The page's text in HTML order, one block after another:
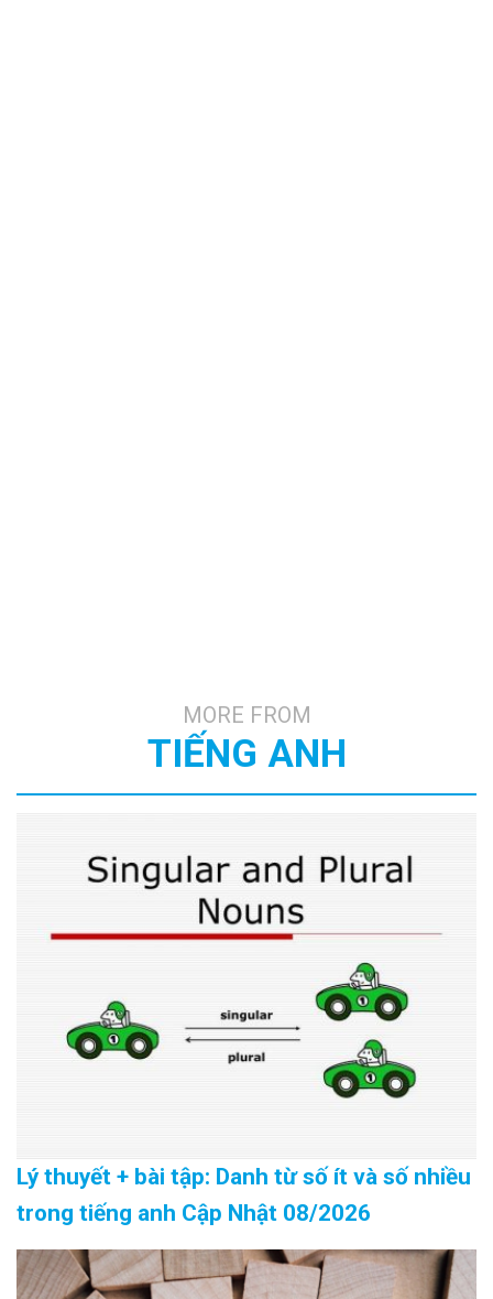
MORE FROM
TIẾNG ANH
Lý thuyết + bài tập: Danh từ số ít và số nhiều
trong tiếng anh Cập Nhật 08/2026